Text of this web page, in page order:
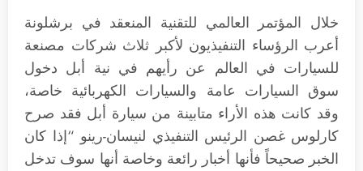
خلال المؤتمر العالمي للتقنية المنعقد في برشلونة
أعرب الرؤساء التنفيذيون لأكبر ثلاث شركات مصنعة
للسيارات في العالم عن رأيهم في نية أبل دخول
سوق السيارات عامة والسيارات الكهربائية خاصة،
وقد كانت هذه الأراء متابينة من سيارة أبل فقد صرح
كارلوس غصن الرئيس التنفيذي لنيسان-رينو “إذا كان
الخبر صحيحاً فأنها أخبار رائعة وخاصة أنها سوف تدخل